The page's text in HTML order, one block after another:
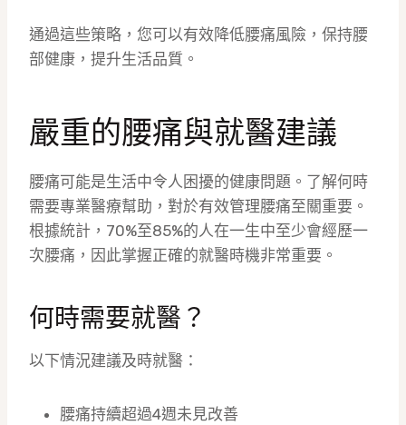
通過這些策略，您可以有效降低腰痛風險，保持腰
部健康，提升生活品質。
嚴重的腰痛與就醫建議
腰痛可能是生活中令人困擾的健康問題。了解何時
需要專業醫療幫助，對於有效管理腰痛至關重要。
根據統計，70%至85%的人在一生中至少會經歷一
次腰痛，因此掌握正確的就醫時機非常重要。
何時需要就醫？
以下情況建議及時就醫：
腰痛持續超過4週未見改善